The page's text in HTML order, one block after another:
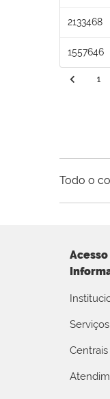
2133468
1557646
1
Todo o
Acesso
Serviços